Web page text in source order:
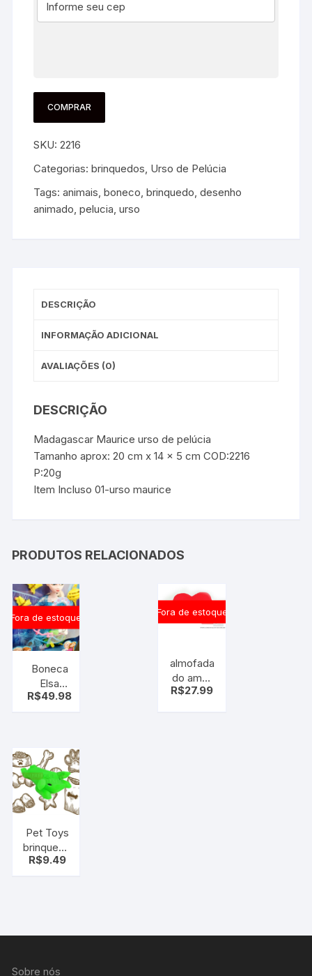
COMPRAR
SKU:2216
Categorias:brinquedos, Urso de Pelúcia
Tags:animais,boneco,brinquedo,desenho
animado,pelucia,urso
DESCRIÇÃO
INFORMAÇÃO ADICIONAL
AVALIAÇÕES (0)
DESCRIÇÃO
Madagascar Maurice urso de pelúcia
Tamanho aprox: 20 cm x 14 x 5 cm COD:2216
P:20g
Item Incluso 01-urso maurice
PRODUTOS RELACIONADOS
Fora de estoque
Boneca
Elsa
Frozen –
acessórios
e Olaf
R$49.98
Fora de estoque
almofada
do amor
Coração
R$27.99
Pet Toys
brinquedo
para seu
R$9.49
Sobre nós